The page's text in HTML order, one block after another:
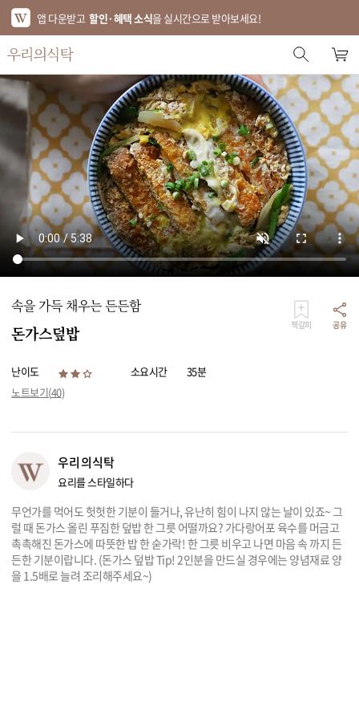
앱 다운받고 할인·혜택 소식을 실시간으로 받아보세요!
스토어 홈
에디터 추천
한정특가
베스트
신상품
기획전
속을 가득 채우는 든든함
돈가스덮밥 책갈피 공유
난이도 소요시간
35분
노트보기(40)
우리의식탁
요리를 스타일하다
무언가를 먹어도 헛헛한 기분이 들거나, 유난히 힘이 나지 않는 날이 있죠~ 그
럴 때 돈가스 올린 푸짐한 덮밥 한 그릇 어떨까요? 가다랑어포 육수를 머금고
촉촉해진 돈가스에 따뜻한 밥 한 숟가락! 한 그릇 비우고 나면 마음 속 까지 든
든한 기분이랍니다. (돈가스 덮밥 Tip! 2인분을 만드실 경우에는 양념재료 양
을 1.5배로 늘려 조리해주세요~)